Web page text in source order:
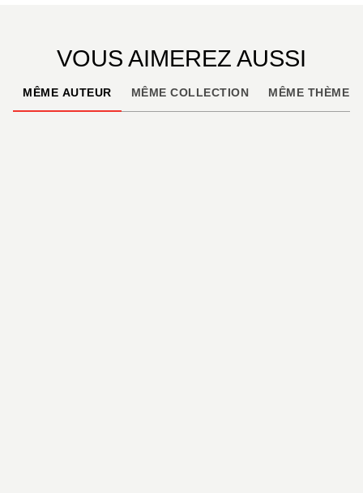
• une fiche technique mentionnant taille et poids,
VOUS AIMEREZ AUSSI
MÊME AUTEUR MÊME COLLECTION MÊME THÈME